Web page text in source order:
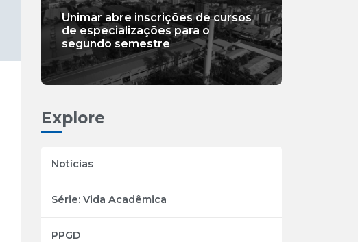
Unimar abre inscrições de cursos
de especializações para o
segundo semestre
Explore
Notícias
Série: Vida Acadêmica
PPGD